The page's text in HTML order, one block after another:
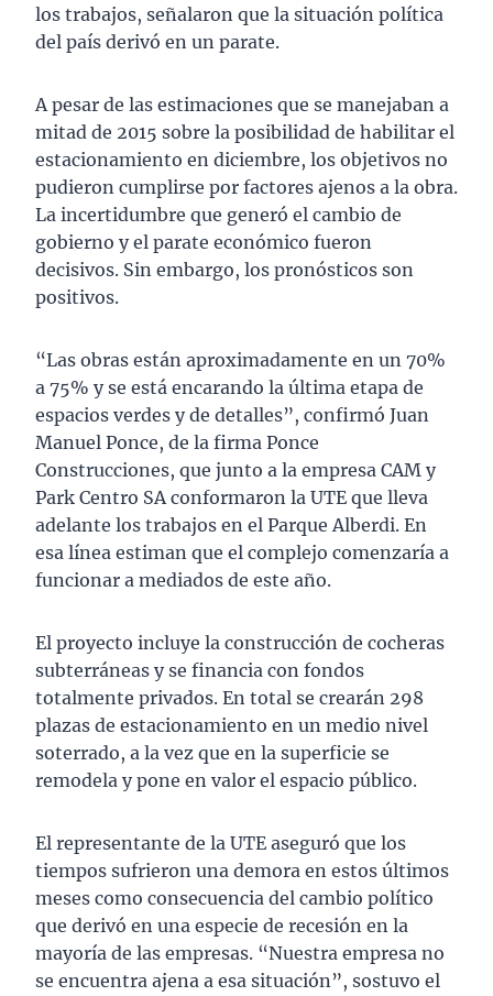
los trabajos, señalaron que la situación política
del país derivó en un parate.
A pesar de las estimaciones que se manejaban a
mitad de 2015 sobre la posibilidad de habilitar el
estacionamiento en diciembre, los objetivos no
pudieron cumplirse por factores ajenos a la obra.
La incertidumbre que generó el cambio de
gobierno y el parate económico fueron
decisivos. Sin embargo, los pronósticos son
positivos.
“Las obras están aproximadamente en un 70%
a 75% y se está encarando la última etapa de
espacios verdes y de detalles”, confirmó Juan
Manuel Ponce, de la firma Ponce
Construcciones, que junto a la empresa CAM y
Park Centro SA conformaron la UTE que lleva
adelante los trabajos en el Parque Alberdi. En
esa línea estiman que el complejo comenzaría a
funcionar a mediados de este año.
El proyecto incluye la construcción de cocheras
subterráneas y se financia con fondos
totalmente privados. En total se crearán 298
plazas de estacionamiento en un medio nivel
soterrado, a la vez que en la superficie se
remodela y pone en valor el espacio público.
El representante de la UTE aseguró que los
tiempos sufrieron una demora en estos últimos
meses como consecuencia del cambio político
que derivó en una especie de recesión en la
mayoría de las empresas. “Nuestra empresa no
se encuentra ajena a esa situación”, sostuvo el